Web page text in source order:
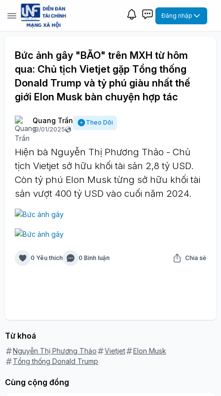
Đăng nhập
Bức ảnh gây "BÃO" trên MXH từ hôm
qua: Chủ tịch Vietjet gặp Tổng thống
Donald Trump và tỷ phú giàu nhất thế
giới Elon Musk bàn chuyện hợp tác
Quang Trần
13/01/2025
Theo Dõi
Hiện bà Nguyễn Thị Phương Thảo - Chủ
tịch Vietjet sở hữu khối tài sản 2,8 tỷ USD.
Còn tỷ phú Elon Musk từng sở hữu khối tài
sản vượt 400 tỷ USD vào cuối năm 2024.
0 Yêu thích 0 Bình luận Chia sẻ
Từ khoá
Nguyễn Thị Phương Thảo Vietjet
Elon Musk
Tổng thống Donald Trump
Cùng cộng đồng